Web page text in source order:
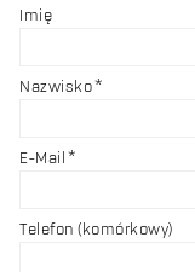
Imię
Nazwisko
E-Mail
Telefon (komórkowy)